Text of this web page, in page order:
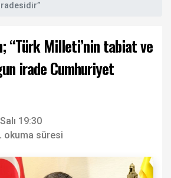
“Türk Milleti’nin tabiat ve
irade Cumhuriyet
19:30
okuma süresi